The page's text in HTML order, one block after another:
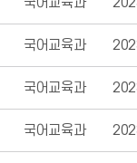
국어교육과
국어교육과
국어교육과